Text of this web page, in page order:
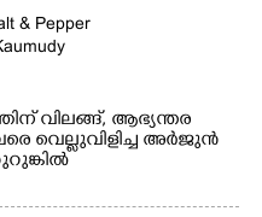
വിലങ്ങ്, ആഭ്യന്തര
വെല്ലുവിളിച്ച അർജുൻ